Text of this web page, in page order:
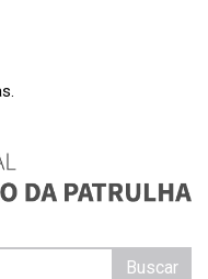
Aberta
Buscar